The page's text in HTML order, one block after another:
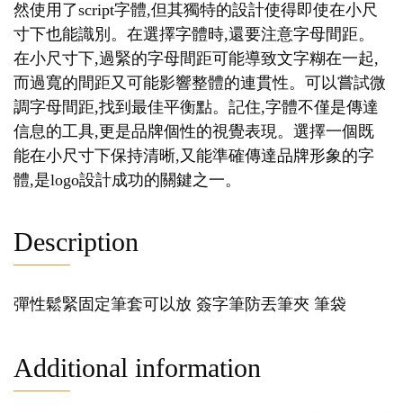
然使用了script字體,但其獨特的設計使得即使在小尺
寸下也能識別。在選擇字體時,還要注意字母間距。
在小尺寸下,過緊的字母間距可能導致文字糊在一起,
而過寬的間距又可能影響整體的連貫性。可以嘗試微
調字母間距,找到最佳平衡點。記住,字體不僅是傳達
信息的工具,更是品牌個性的視覺表現。選擇一個既
能在小尺寸下保持清晰,又能準確傳達品牌形象的字
體,是logo設計成功的關鍵之一。
Description
彈性鬆緊固定筆套可以放 簽字筆防丟筆夾 筆袋
Additional information